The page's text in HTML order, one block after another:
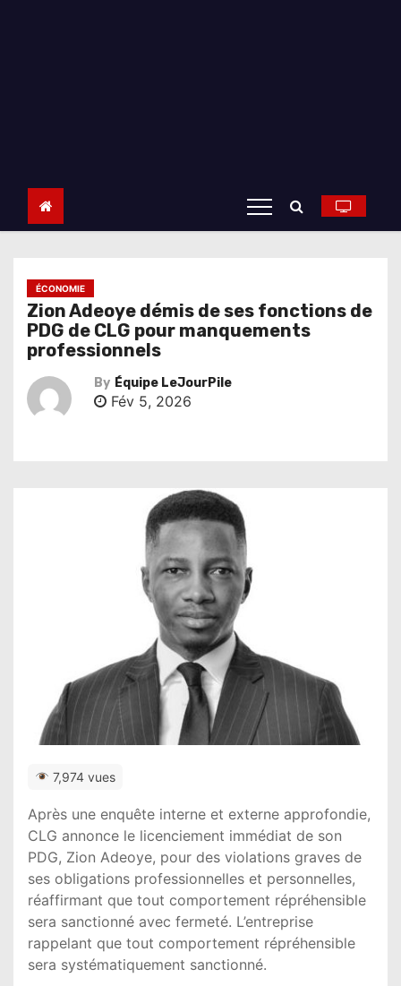
ÉCONOMIE
Zion Adeoye démis de ses fonctions de
PDG de CLG pour manquements
professionnels
By Équipe LeJourPile
Fév 5, 2026
7,974 vues
Après une enquête interne et externe approfondie,
CLG annonce le licenciement immédiat de son
PDG, Zion Adeoye, pour des violations graves de
ses obligations professionnelles et personnelles,
réaffirmant que tout comportement répréhensible
sera sanctionné avec fermeté. L’entreprise
rappelant que tout comportement répréhensible
sera systématiquement sanctionné.